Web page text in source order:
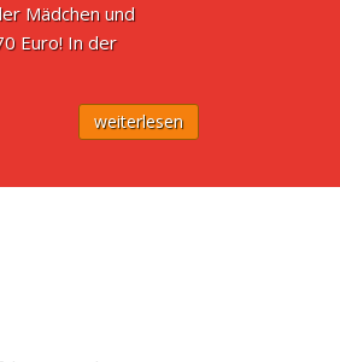
Mädchen und
Euro! In der
weiterlesen